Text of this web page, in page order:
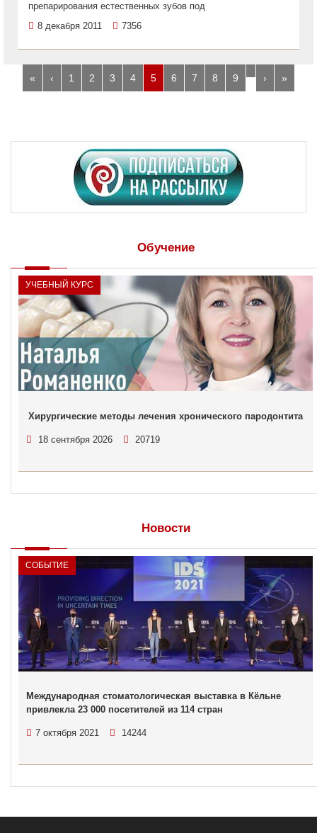
препарирования естественных зубов под
8 декабря 2011
7356
« ‹ 1 2 3 4 5 6 7 8 9 › »
Обучение
УЧЕБНЫЙ КУРС
Хирургические методы лечения хронического пародонтита
18 сентября 2026 20719
Новости
СОБЫТИЕ
Международная стоматологическая выставка в Кёльне
привлекла 23 000 посетителей из 114 стран
7 октября 2021 14244